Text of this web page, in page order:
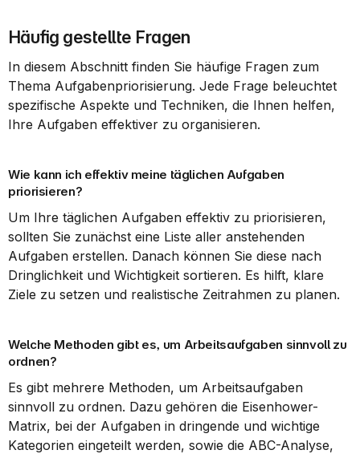
Häufig gestellte Fragen
In diesem Abschnitt finden Sie häufige Fragen zum
Thema Aufgabenpriorisierung. Jede Frage beleuchtet
spezifische Aspekte und Techniken, die Ihnen helfen,
Ihre Aufgaben effektiver zu organisieren.
Wie kann ich effektiv meine täglichen Aufgaben
priorisieren?
Um Ihre täglichen Aufgaben effektiv zu priorisieren,
sollten Sie zunächst eine Liste aller anstehenden
Aufgaben erstellen. Danach können Sie diese nach
Dringlichkeit und Wichtigkeit sortieren. Es hilft, klare
Ziele zu setzen und realistische Zeitrahmen zu planen.
Welche Methoden gibt es, um Arbeitsaufgaben sinnvoll zu
ordnen?
Es gibt mehrere Methoden, um Arbeitsaufgaben
sinnvoll zu ordnen. Dazu gehören die Eisenhower-
Matrix, bei der Aufgaben in dringende und wichtige
Kategorien eingeteilt werden, sowie die ABC-Analyse,